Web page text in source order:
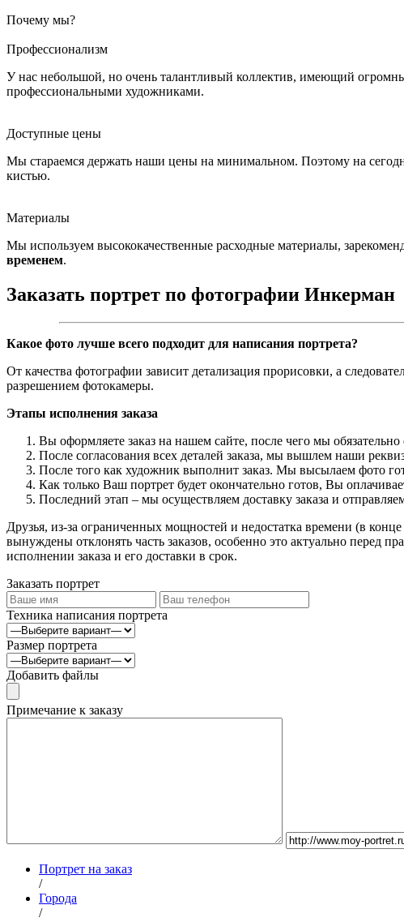
Почему мы?
Профессионализм
У нас небольшой, но очень талантливый коллектив, имеющий
профессиональными художниками.
Доступные цены
Мы стараемся держать наши цены на минимальном. Поэтому на
кистью.
Материалы
Мы используем высококачественные расходные материалы,
временем.
Заказать портрет по фотографии Инкерман
Какое фото лучше всего подходит для написания портрета?
От качества фотографии зависит детализация прорисовки, а
разрешением фотокамеры.
Этапы исполнения заказа
Вы оформляете заказ на нашем сайте, после чего мы
После согласования всех деталей заказа, мы вышлем наши
После того как художник выполнит заказ. Мы высылаем фото
Как только Ваш портрет будет окончательно готов, Вы
Последний этап – мы осуществляем доставку заказа и
Друзья, из-за ограниченных мощностей и недостатка времени (в
вынуждены отклонять часть заказов, особенно это актуально перед
исполнении заказа и его доставки в срок.
Заказать портрет
Техника написания портрета
Размер портрета
Добавить файлы
Примечание к заказу
Портрет на заказ
/
Города
/